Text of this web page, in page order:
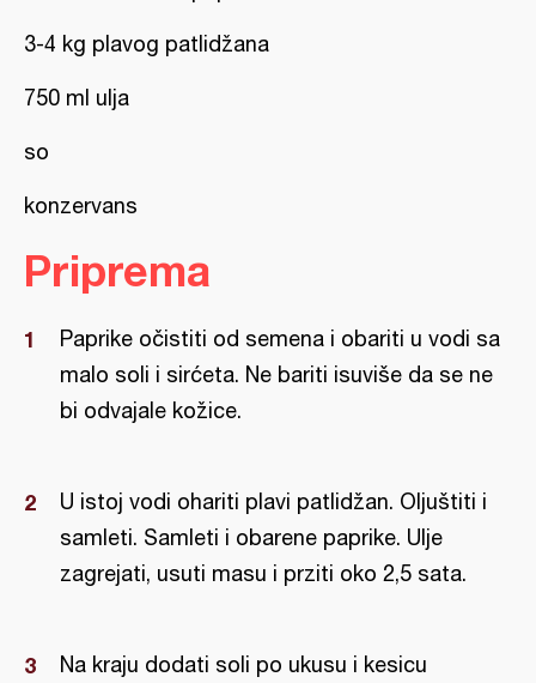
3-4 kg plavog patlidžana
750 ml ulja
so
konzervans
Priprema
Paprike očistiti od semena i obariti u vodi sa
malo soli i sirćeta. Ne bariti isuviše da se ne
bi odvajale kožice.
U istoj vodi ohariti plavi patlidžan. Oljuštiti i
samleti. Samleti i obarene paprike. Ulje
zagrejati, usuti masu i prziti oko 2,5 sata.
Na kraju dodati soli po ukusu i kesicu